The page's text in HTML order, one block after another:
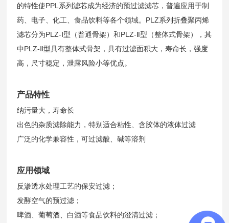
的特性使PPL系列滤芯成为经济的预过滤滤芯，普遍应用于制
药、电子、化工、食品饮料等各个领域。PLZ系列折叠聚丙烯
滤芯分为PLZ-Ⅰ型（普通骨架）和PLZ-Ⅱ型（整体式骨架），其
中PLZ-Ⅱ型具有整体式骨架，具有过滤面积大，寿命长，强度
高，尺寸稳定，泄露风险小等优点。
产品特性
纳污量大，寿命长
出色的杂质滤除能力，特别适合粘性、含胶体的液体过滤
广泛的化学兼容性，可过滤酸、碱等溶剂
应用领域
反渗透水处理工艺的保安过滤；
发酵空气的预过滤；
啤酒、葡萄酒、白酒等食品饮料的澄清过滤；